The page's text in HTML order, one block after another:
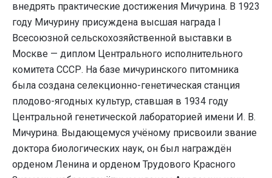
внедрять практические достижения Мичурина. В 1923
году Мичурину присуждена высшая награда I
Всесоюзной сельскохозяйственной выставки в
Москве — диплом Центрального исполнительного
комитета СССР. На базе мичуринского питомника
была создана селекционно-генетическая станция
плодово-ягодных культур, ставшая в 1934 году
Центральной генетической лабораторией имени И. В.
Мичурина. Выдающемуся учёному присвоили звание
доктора биологических наук, он был награждён
орденом Ленина и орденом Трудового Красного